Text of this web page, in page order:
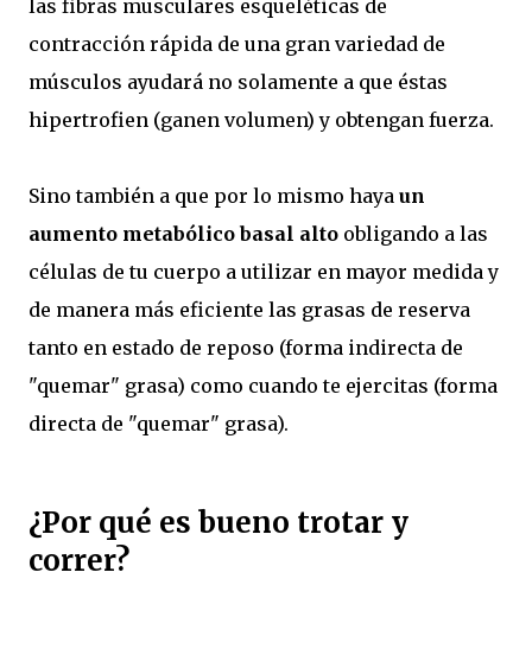
las fibras musculares esqueléticas de
contracción rápida de una gran variedad de
músculos ayudará no solamente a que éstas
hipertrofien (ganen volumen) y obtengan fuerza.
Sino también a que por lo mismo haya un
aumento metabólico basal alto obligando a las
células de tu cuerpo a utilizar en mayor medida y
de manera más eficiente las grasas de reserva
tanto en estado de reposo (forma indirecta de
"quemar" grasa) como cuando te ejercitas (forma
directa de "quemar" grasa).
¿Por qué es bueno trotar y
correr?